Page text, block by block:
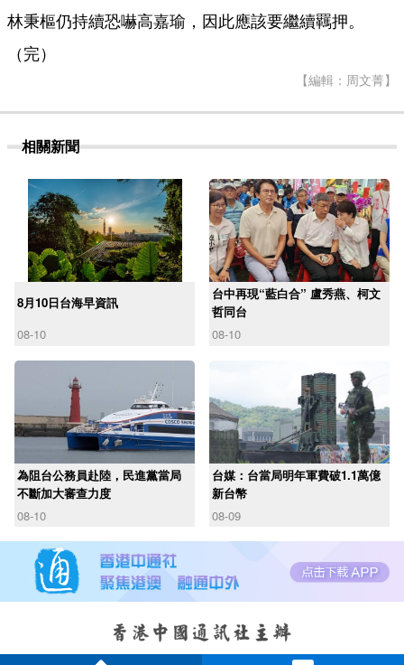
林秉樞仍持續恐嚇高嘉瑜，因此應該要繼續羈押。
（完）
【編輯：周文菁】
相關新聞
8月10日台海早資訊
08-10
台中再現“藍白合” 盧秀燕、柯文
哲同台
08-10
為阻台公務員赴陸，民進黨當局
不斷加大審查力度
08-10
台媒：台當局明年軍費破1.1萬億
新台幣
08-09